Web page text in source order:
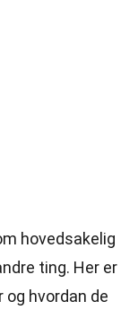
hovedsakelig
ting. Her er
hvordan de